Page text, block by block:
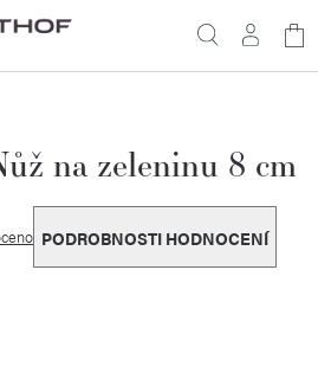
na zeleninu 8 cm
PODROBNOSTI HODNOCENÍ